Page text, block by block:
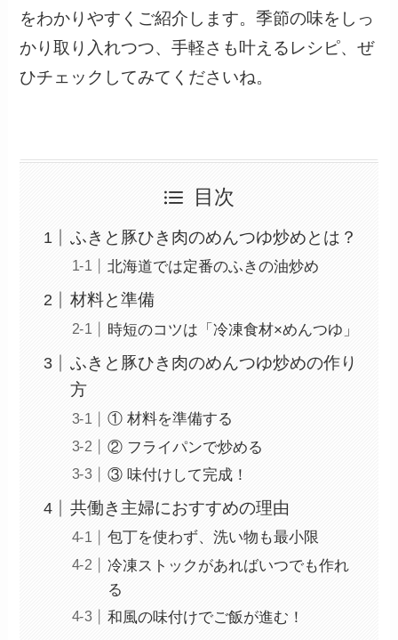
をわかりやすくご紹介します。季節の味をしっ
かり取り入れつつ、手軽さも叶えるレシピ、ぜ
ひチェックしてみてくださいね。
目次
ふきと豚ひき肉のめんつゆ炒めとは？
北海道では定番のふきの油炒め
材料と準備
時短のコツは「冷凍食材×めんつゆ」
ふきと豚ひき肉のめんつゆ炒めの作り
方
① 材料を準備する
② フライパンで炒める
③ 味付けして完成！
共働き主婦におすすめの理由
包丁を使わず、洗い物も最小限
冷凍ストックがあればいつでも作れ
る
和風の味付けでご飯が進む！